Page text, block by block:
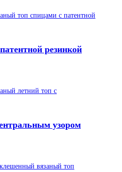
резинкой
узором